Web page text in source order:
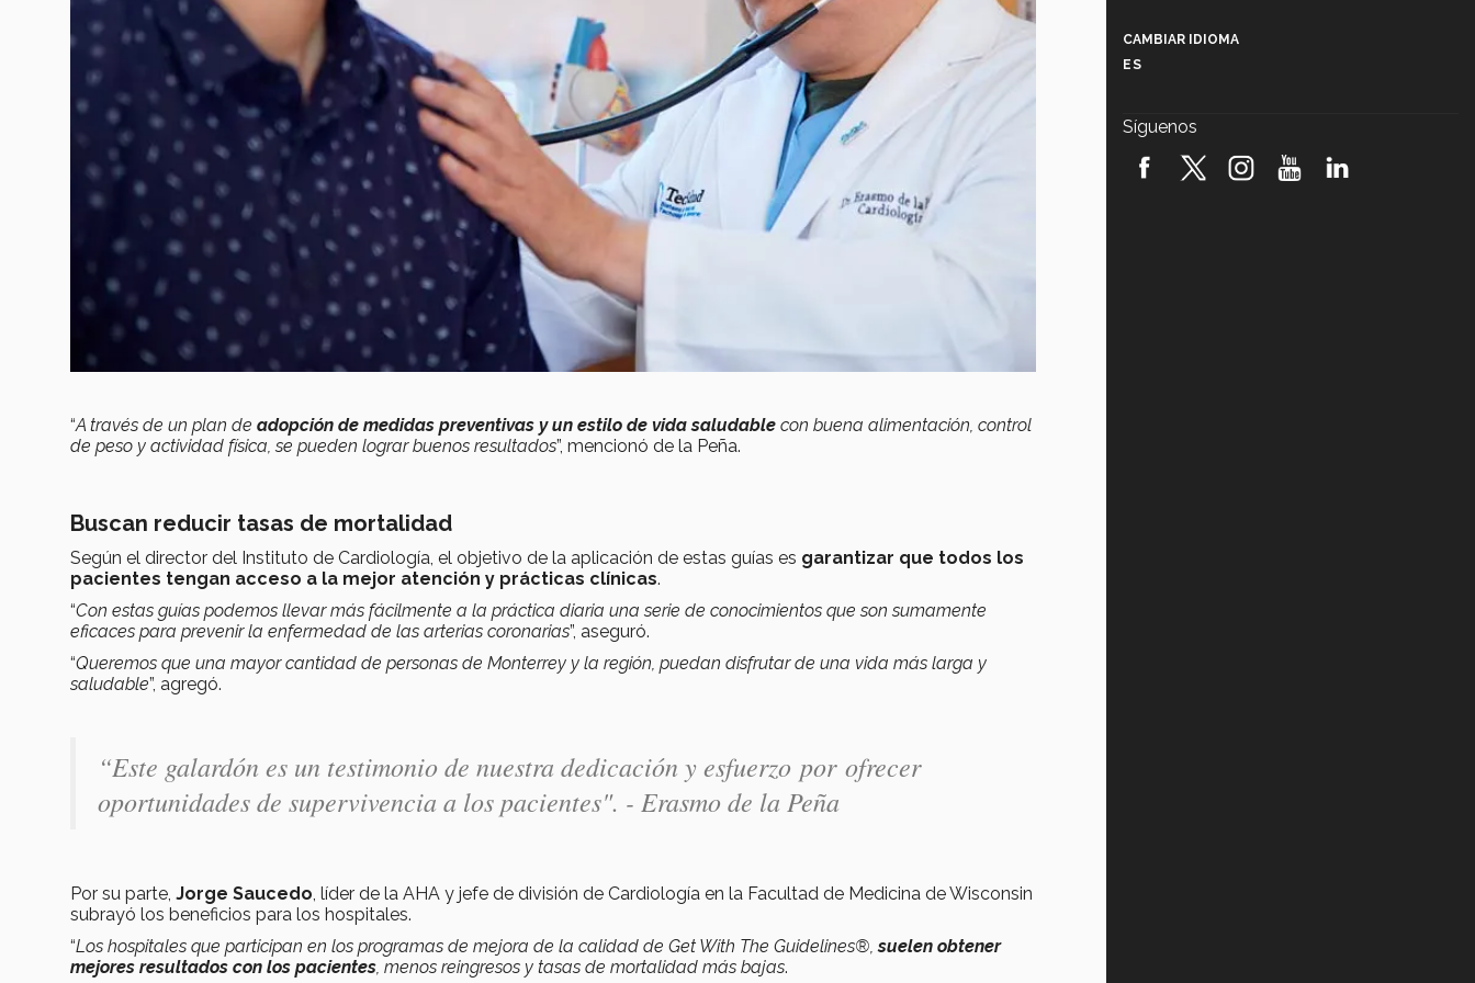
“A través de un plan de adopción de medidas preventivas y un estilo de vida saludable con buena alimentación, control
de peso y actividad física, se pueden lograr buenos resultados”, mencionó de la Peña.
Buscan reducir tasas de mortalidad
Según el director del Instituto de Cardiología, el objetivo de la aplicación de estas guías es garantizar que todos los
pacientes tengan acceso a la mejor atención y prácticas clínicas.
“Con estas guías podemos llevar más fácilmente a la práctica diaria una serie de conocimientos que son sumamente
eficaces para prevenir la enfermedad de las arterias coronarias”, aseguró.
“Queremos que una mayor cantidad de personas de Monterrey y la región, puedan disfrutar de una vida más larga y
saludable”, agregó.
“Este galardón es un testimonio de nuestra dedicación y esfuerzo porofrecer
oportunidades de supervivencia a los pacientes". - Erasmo de la Peña
Por su parte, Jorge Saucedo , líder de la AHA y jefe de división de Cardiología en la Facultad de Medicina de Wisconsin
subrayó los beneficios para los hospitales.
“Los hospitales que participan en los programas de mejora de la calidad de Get With The Guidelines®,suelen obtener
mejores resultados con los pacientes , menos reingresos y tasas de mortalidad más bajas.
robótica FIRST 2026! (video)
CAMBIAR IDIOMA
ES
Síguenos